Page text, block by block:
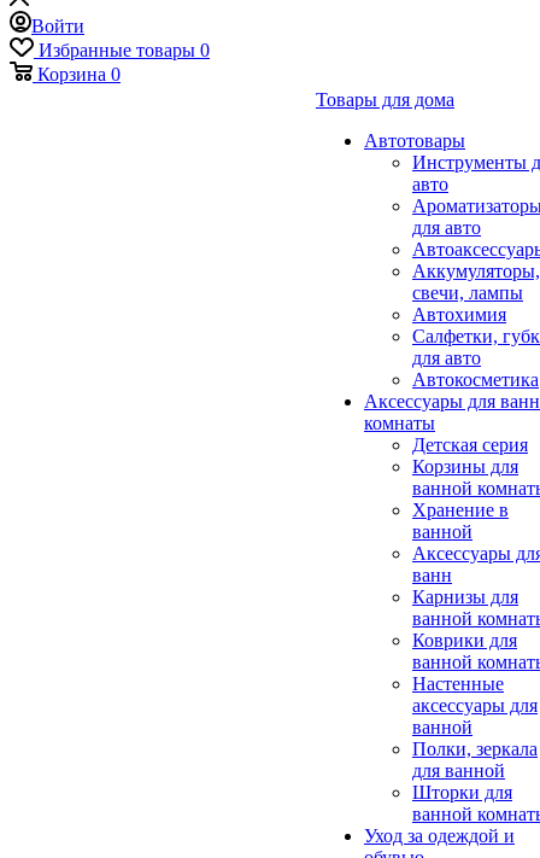
Войти
Избранные товары 0
Корзина 0
Товары для дома
Автотовары
Инструменты
авто
для авто
Аккумуляторы,
свечи, лампы
Автохимия
Салфетки,
для авто
Автокосметика
Аксессуары для
комнаты
Детская серия
Корзины для
ванной
Хранение в
ванной
Аксессуары
ванн
Карнизы для
ванной
Коврики для
ванной
Настенные
аксессуары для
ванной
Полки, зеркала
для ванной
Шторки для
ванной
Уход за одеждой и